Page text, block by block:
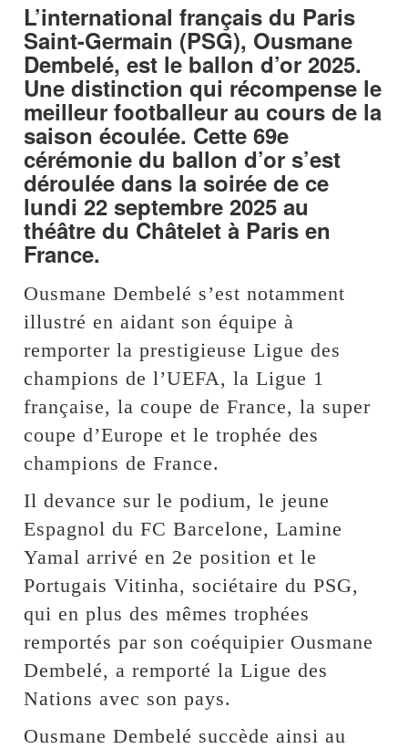
L’international français du Paris
Saint-Germain (PSG), Ousmane
Dembelé, est le ballon d’or 2025.
Une distinction qui récompense le
meilleur footballeur au cours de la
saison écoulée. Cette 69e
cérémonie du ballon d’or s’est
déroulée dans la soirée de ce
lundi 22 septembre 2025 au
théâtre du Châtelet à Paris en
France.
Ousmane Dembelé s’est notamment
illustré en aidant son équipe à
remporter la prestigieuse Ligue des
champions de l’UEFA, la Ligue 1
française, la coupe de France, la super
coupe d’Europe et le trophée des
champions de France.
Il devance sur le podium, le jeune
Espagnol du FC Barcelone, Lamine
Yamal arrivé en 2e position et le
Portugais Vitinha, sociétaire du PSG,
qui en plus des mêmes trophées
remportés par son coéquipier Ousmane
Dembelé, a remporté la Ligue des
Nations avec son pays.
Ousmane Dembelé succède ainsi au